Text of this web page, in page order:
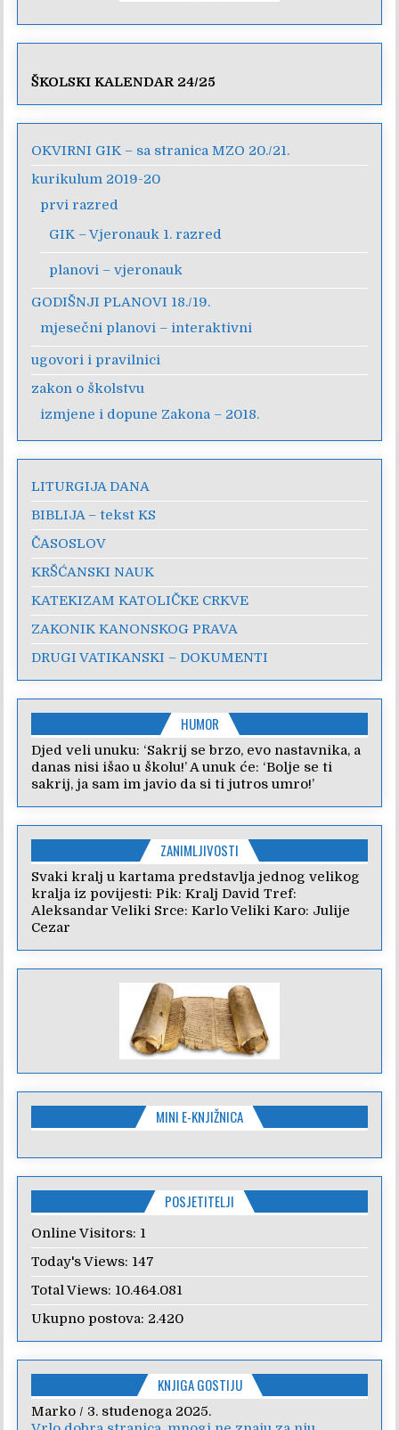
ŠKOLSKI KALENDAR 24/25
OKVIRNI GIK – sa stranica MZO 20./21.
kurikulum 2019-20
prvi razred
GIK – Vjeronauk 1. razred
planovi – vjeronauk
GODIŠNJI PLANOVI 18./19.
mjesečni planovi – interaktivni
ugovori i pravilnici
zakon o školstvu
izmjene i dopune Zakona – 2018.
LITURGIJA DANA
BIBLIJA – tekst KS
ČASOSLOV
KRŠĆANSKI NAUK
KATEKIZAM KATOLIČKE CRKVE
ZAKONIK KANONSKOG PRAVA
DRUGI VATIKANSKI – DOKUMENTI
HUMOR
Djed veli unuku: ‘Sakrij se brzo, evo nastavnika, a
danas nisi išao u školu!’ A unuk će: ‘Bolje se ti
sakrij, ja sam im javio da si ti jutros umro!’
ZANIMLJIVOSTI
Svaki kralj u kartama predstavlja jednog velikog
kralja iz povijesti: Pik: Kralj David Tref:
Aleksandar Veliki Srce: Karlo Veliki Karo: Julije
Cezar
MINI E-KNJIŽNICA
POSJETITELJI
Online Visitors: 1
Today's Views: 147
Total Views: 10.464.081
Ukupno postova: 2.420
KNJIGA GOSTIJU
Marko / 3. studenoga 2025.
Anica/7. veljače 2024.